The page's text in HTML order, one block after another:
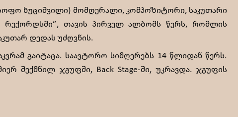
ხუციშვილი) მომღერალი, კომპოზიტორი, საკუთარი
რექორდსში”, თავის პირველ ალბომს წერს, რომლის
დედას უძღვნის.
გაიტაცა. საავტორო სიმღერებს 14 წლიდან წერს.
შექმნილ ჯგუფში, Back Stage-ში, უკრავდა. ჯგუფის